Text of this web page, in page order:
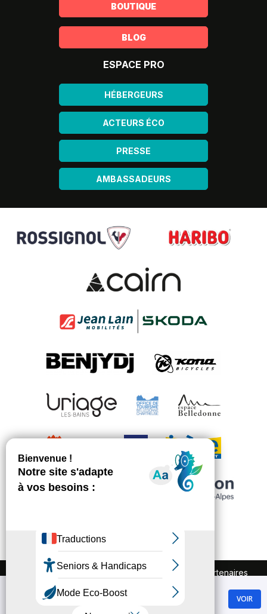
BOUTIQUE
BLOG
ESPACE PRO
HÉBERGEURS
ACTEURS ÉCO
PRESSE
AMBASSADEURS
Recrutement Marchés publics
Partenaires
Mentions légales
Politique de confidentialité
Conditions Générales de Vente
Gestion des cookies
Chamrousse
GRATUIT - Sur Google Play VOIR